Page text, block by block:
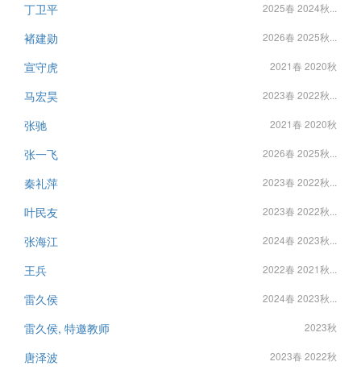
丁卫平 2025春 2024秋...
褚建勋 2026春 2025秋...
宣守虎 2021春 2020秋
马宏昊 2023春 2022秋...
张驰 2021春 2020秋
张一飞 2026春 2025秋...
秦礼萍 2023春 2022秋...
叶民友 2023春 2022秋...
张海江 2024春 2023秋...
王兵 2022春 2021秋...
雷久侯 2024春 2023秋...
雷久侯, 特邀教师 2023秋
唐泽波 2023春 2022秋